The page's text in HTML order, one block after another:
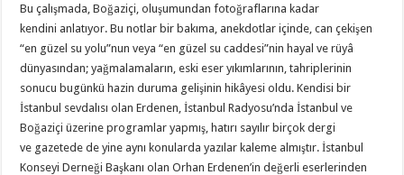
Bu çalışmada, Boğaziçi, oluşumundan fotoğraflarına kadar
kendini anlatıyor. Bu notlar bir bakıma, anekdotlar içinde, can çekişen
“en güzel su yolu”nun veya “en güzel su caddesi”nin hayal ve rüyâ
dünyasından; yağmalamaların, eski eser yıkımlarının, tahriplerinin
sonucu bugünkü hazin duruma gelişinin hikâyesi oldu. Kendisi bir
İstanbul sevdalısı olan Erdenen, İstanbul Radyosu’nda İstanbul ve
Boğaziçi üzerine programlar yapmış, hatırı sayılır birçok dergi
ve gazetede de yine aynı konularda yazılar kaleme almıştır. İstanbul
Konseyi Derneği Başkanı olan Orhan Erdenen’in değerli eserlerinden